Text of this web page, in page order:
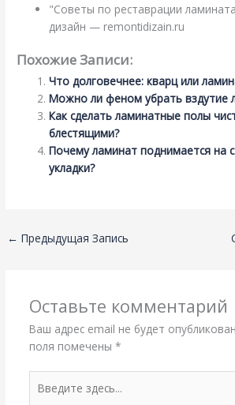
"Советы по реставрации
дизайн — remontidizain.ru
Похожие Записи:
Что долговечнее: кварц или
Можно ли феном убрать вздутие
Как сделать ламинатные полы
блестящими?
Почему ламинат поднимается на
укладки?
← Предыдущая Запись
Оставьте комментарий
Ваш адрес email не будет
поля помечены *
здесь...